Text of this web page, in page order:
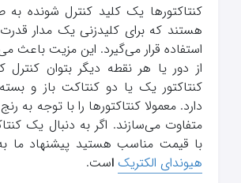
کنتاکتورها یک کلید کنترل شونده به
هستند که برای کلیدزنی یک مدار قدرت
استفاده قرار می‌گیرد. این مزیت باعث
از دور یا هر نقطه دیگر بتوان کنترل
کنتاکتور یک یا دو کنتاکت باز و
دارد. معمولا کنتاکتورها را با توجه به
متفاوت می‌سازند. اگر به دنبال یک
با قیمت مناسب هستید پیشنهاد ما
هیوندای الکتریک است.